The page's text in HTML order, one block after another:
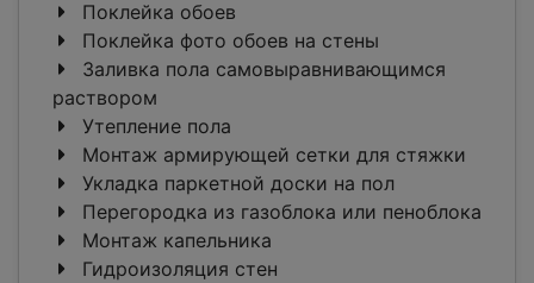
Поклейка обоев
Поклейка фото обоев на стены
Заливка пола самовыравнивающимся
раствором
Утепление пола
Монтаж армирующей сетки для стяжки
Укладка паркетной доски на пол
Перегородка из газоблока или пеноблока
Монтаж капельника
Гидроизоляция стен